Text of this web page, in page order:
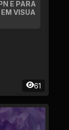
E PARA
VISUA
61